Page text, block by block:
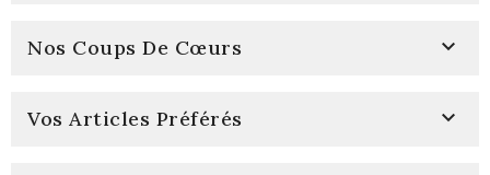
Nos Coups De Cœurs 
Vos Articles Préférés 